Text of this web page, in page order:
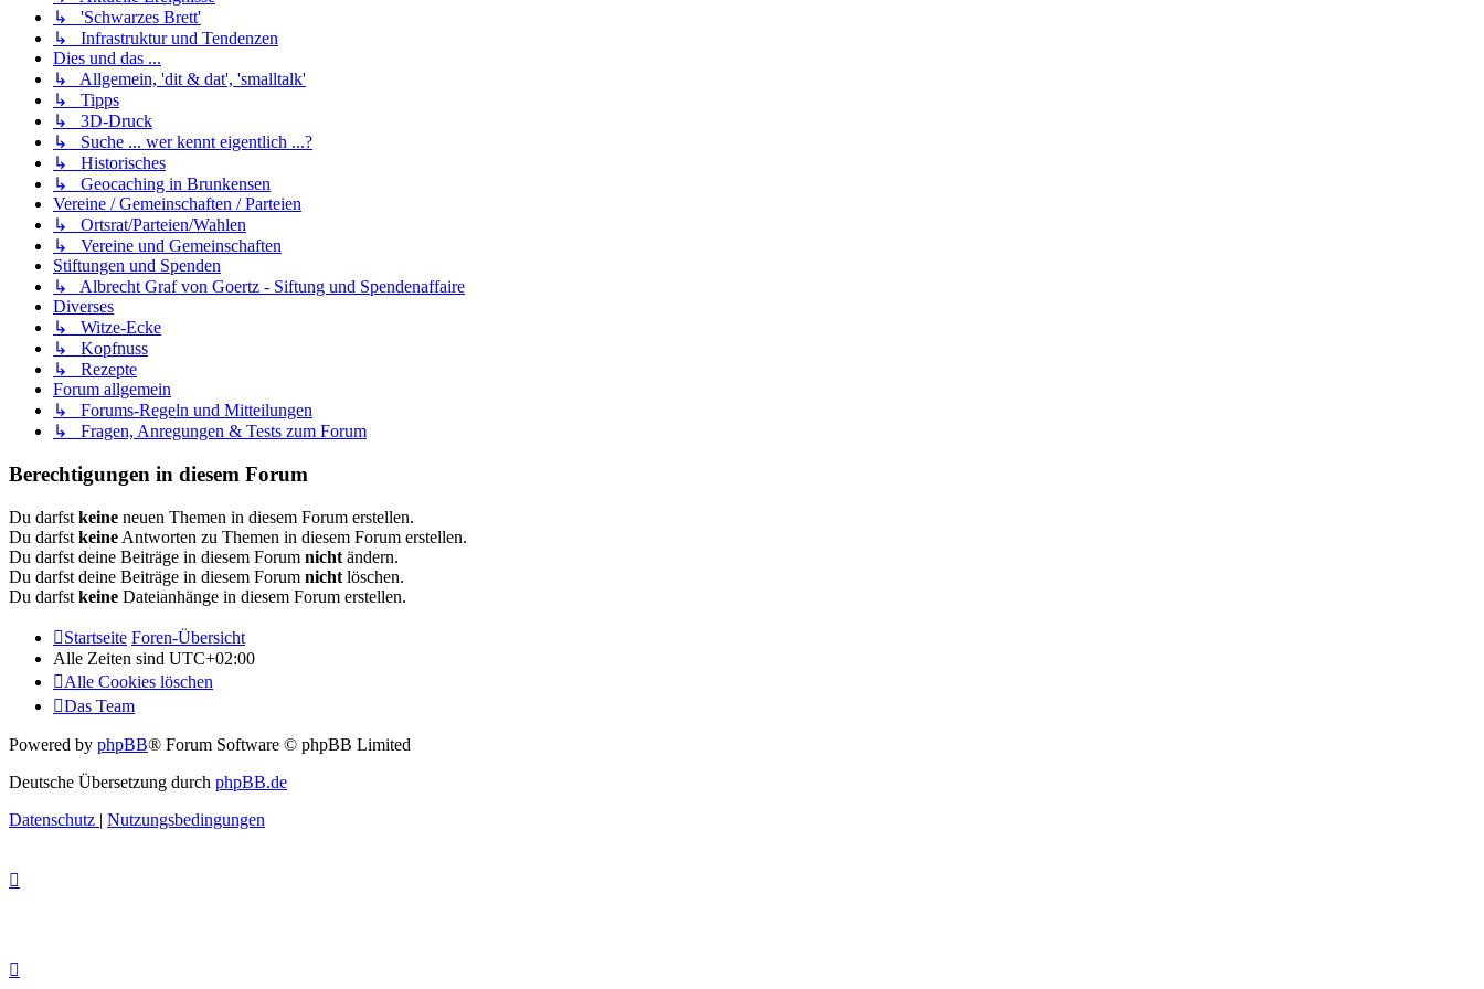
↳ 'Schwarzes Brett'
↳ Infrastruktur und Tendenzen
Dies und das ...
↳ Allgemein, 'dit & dat', 'smalltalk'
↳ Tipps
↳ 3D-Druck
↳ Suche ... wer kennt eigentlich ...?
↳ Historisches
↳ Geocaching in Brunkensen
Vereine / Gemeinschaften / Parteien
↳ Ortsrat/Parteien/Wahlen
↳ Vereine und Gemeinschaften
Stiftungen und Spenden
↳ Albrecht Graf von Goertz - Siftung und Spendenaffaire
Diverses
↳ Witze-Ecke
↳ Kopfnuss
↳ Rezepte
Forum allgemein
↳ Forums-Regeln und Mitteilungen
↳ Fragen, Anregungen & Tests zum Forum
Berechtigungen in diesem Forum
Du darfst keine neuen Themen in diesem Forum erstellen.
Du darfst keine Antworten zu Themen in diesem Forum erstellen.
Du darfst deine Beiträge in diesem Forum nicht ändern.
Du darfst deine Beiträge in diesem Forum nicht löschen.
Du darfst keine Dateianhänge in diesem Forum erstellen.
Startseite Foren-Übersicht
Alle Zeiten sind UTC+02:00
Alle Cookies löschen
Das Team
Powered by phpBB® Forum Software © phpBB Limited
Deutsche Übersetzung durch phpBB.de
Datenschutz | Nutzungsbedingungen